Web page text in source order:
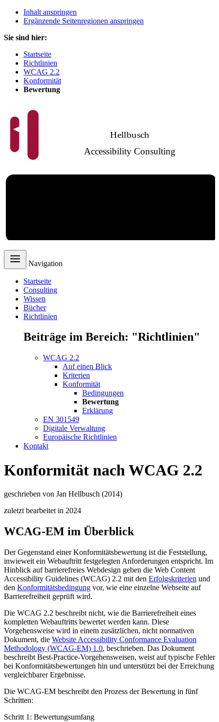
Inhalt anspringen
Ergänzende Seitenregionen anspringen
Sie sind hier:
Startseite
Richtlinien
WCAG 2.2
Konformität
Bewertung
Hellbusch
Accessibility Consulting
Navigation
Startseite
Consulting
Wissen
Bücher
Richtlinien
Beiträge im Bereich: "Richtlinien"
WCAG 2.2
Auf einen Blick
Kriterien
Konformität
Bedingungen
Bewertung
Erklärung
EN 301549
Digitale Verwaltung
Europäische Richtlinien
Kontakt
Konformität nach WCAG 2.2
geschrieben von Jan Hellbusch (2014)
zuletzt bearbeitet in 2024
WCAG-EM im Überblick
Der Gegenstand einer Konformitätsbewertung ist die Feststellung,
inwieweit ein Webauftritt festgelegten Anforderungen entspricht. Im
Hinblick auf barrierefreies Webdesign geben die Web Content
Accessibility Guidelines (WCAG) 2.2 mit den Erfolgskriterien und
den Konformitätsbedingung vor, wie eine einzelne Webseite auf
Barrierefreiheit geprüft wird.
Die WCAG 2.2 beschreibt nicht, wie die Barrierefreiheit eines
kompletten Webauftritts bewertet werden kann. Diese
Vorgehensweise wird in einem zusätzlichen, nicht normativen
Dokument, die Website Accessibility Conformance Evaluation
Methodology (WCAG-EM) 1.0, beschrieben. Das Dokument
beschreibt Best-Practice-Vorgehensweisen, weist auf typische Fehler
bei Konformitätsbewertungen hin und unterstützt bei der Erreichung
vergleichbarer Ergebnisse.
Die WCAG-EM beschreibt den Prozess der Bewertung in fünf
Schritten:
Schritt 1: Bewertungsumfang